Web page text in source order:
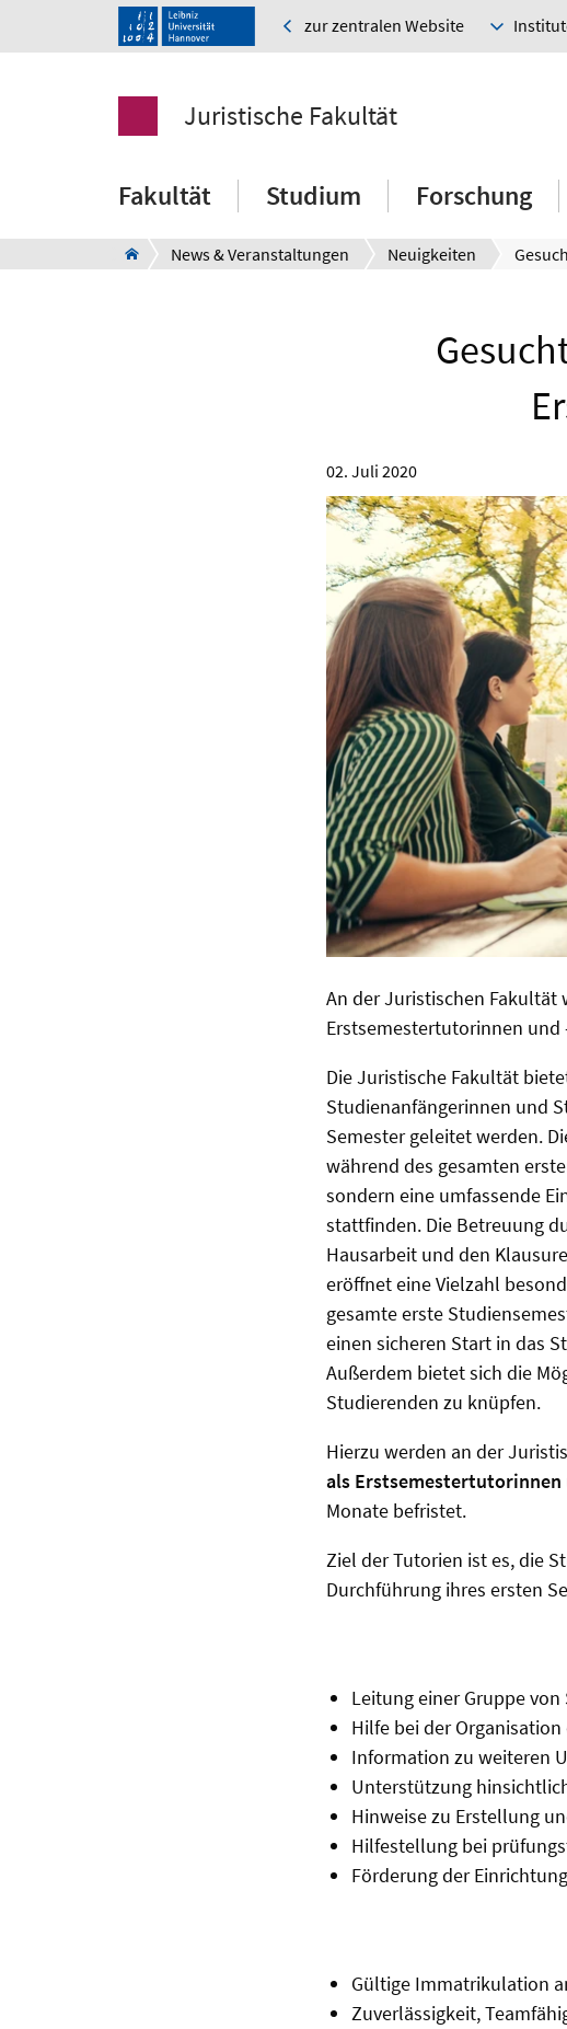
zur zentralen Website
Juristische Fakultät
Fakultät Studium Forschung
News & Veranstaltungen Neuigkeiten
02. Juli 2020
An der Juristischen
Erstsemestertutorinnen und
Die Juristische Fakultät
Studienanfängerinnen und
Semester geleitet werden.
während des gesamten
sondern eine umfassende
stattfinden. Die Betreuung
Hausarbeit und den
eröffnet eine Vielzahl
gesamte erste
einen sicheren Start in das
Außerdem bietet sich die
Studierenden zu knüpfen.
Hierzu werden an der
als
Monate befristet.
Ziel der Tutorien ist es, die
Durchführung ihres ersten
Leitung einer Gruppe
Hilfe bei der
Information zu weiteren
Unterstützung
Hinweise zu Erstellung
Hilfestellung bei
Förderung der
Gültige Immatrikulation
Zuverlässigkeit,